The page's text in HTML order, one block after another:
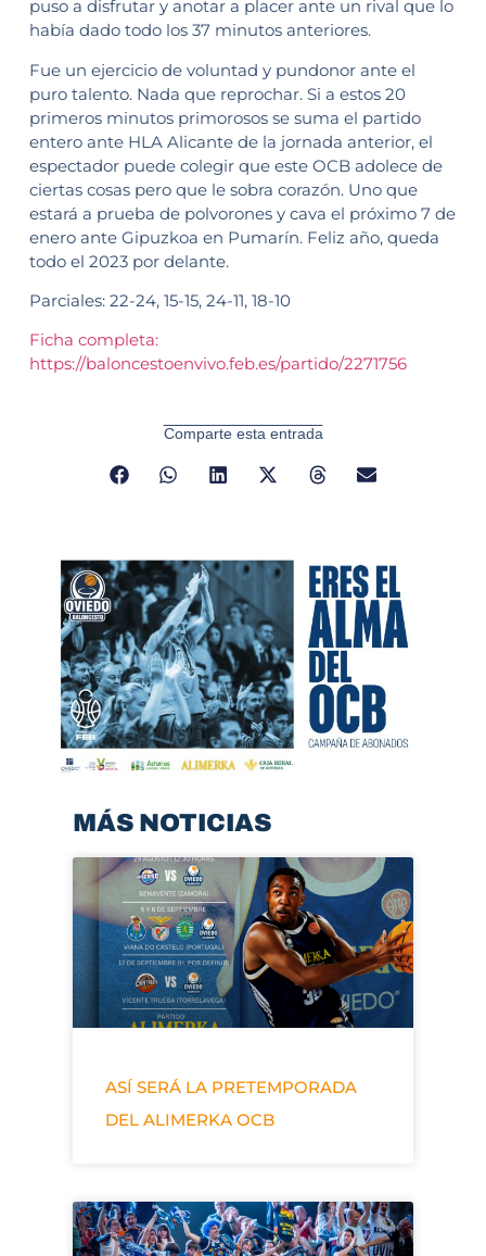
puso a disfrutar y anotar a placer ante un rival que lo
había dado todo los 37 minutos anteriores.
Fue un ejercicio de voluntad y pundonor ante el
puro talento. Nada que reprochar. Si a estos 20
primeros minutos primorosos se suma el partido
entero ante HLA Alicante de la jornada anterior, el
espectador puede colegir que este OCB adolece de
ciertas cosas pero que le sobra corazón. Uno que
estará a prueba de polvorones y cava el próximo 7 de
enero ante Gipuzkoa en Pumarín. Feliz año, queda
todo el 2023 por delante.
Parciales: 22-24, 15-15, 24-11, 18-10
Ficha completa:
https://baloncestoenvivo.feb.es/partido/2271756
Comparte esta entrada
MÁS NOTICIAS
ASÍ SERÁ LA PRETEMPORADA
DEL ALIMERKA OCB